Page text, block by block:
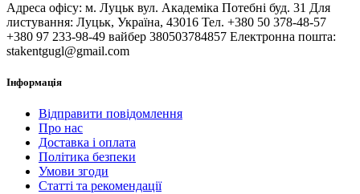
Адреса офісу: м. Луцьк вул. Академіка Потебні буд. 31 Для
листування: Луцьк, Україна, 43016 Тел. +380 50 378-48-57
+380 97 233-98-49 вайбер 380503784857 Електронна пошта:
stakentgugl@gmail.com
Інформація
Відправити повідомлення
Про нас
Доставка і оплата
Політика безпеки
Умови згоди
Статті та рекомендації